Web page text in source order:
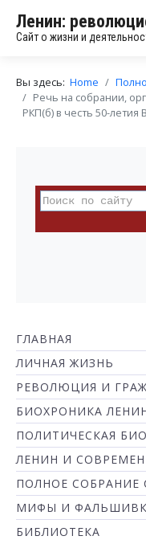
Ленин:
Сайт о жизни и
Вы здесь: Home
Речь на собрании,
РКП(б) в честь 50-летия
ГЛАВНАЯ
ЛИЧНАЯ ЖИЗНЬ
РЕВОЛЮЦИЯ И
БИОХРОНИКА
ПОЛИТИЧЕСКАЯ
ЛЕНИН И
ПОЛНОЕ СОБРАНИЕ
МИФЫ И
БИБЛИОТЕКА